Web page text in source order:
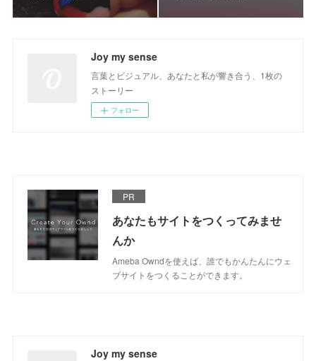
Joy my sense
言葉とビジュアル、あなたと私が響き合う、1枚の
ストーリー
フォロー
PR
あなたもサイトをつくってみませ
んか
Ameba Owndを使えば、誰でもかんたんにウェ
ブサイトをつくることができます。
Joy my sense